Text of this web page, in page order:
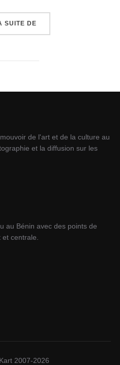
SUITE DE
de l'art et de la culture au
et la diffusion sur les
au Bénin avec des points de
centrale.
2007-2026